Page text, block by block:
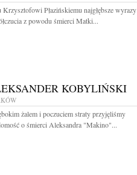
Krzysztofowi Płazińskiemu najgłębsze wyrazy
z powodu śmierci Matki...
KOBYLIŃSKI
żalem i poczuciem straty przyjęliśmy
o śmierci Aleksandra "Makino"...